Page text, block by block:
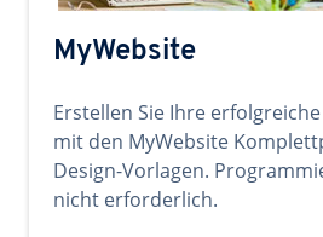
MyWebsite
Erstellen Sie Ihre
mit den MyWebsite
Design-Vorlagen.
nicht erforderlich.